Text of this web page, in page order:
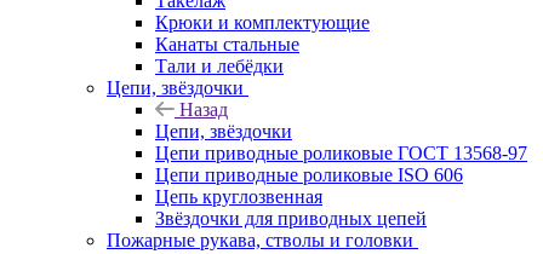
Крюки и комплектующие
Канаты стальные
Тали и лебёдки
Цепи, звёздочки
Назад
Цепи, звёздочки
Цепи приводные роликовые ГОСТ 13568-97
Цепи приводные роликовые ISO 606
Цепь круглозвенная
Звёздочки для приводных цепей
Пожарные рукава, стволы и головки